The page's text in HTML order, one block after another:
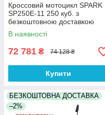
Кроссовий мотоцикл SPARK
SP250E-11 250 куб. з
безкоштовною доставкою
В наявності
72 781 ₴ 74 128 ₴
Купити
БЕЗКОШТОВНА ДОСТАВКА
–2%